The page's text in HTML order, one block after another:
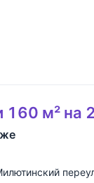
160 м² на